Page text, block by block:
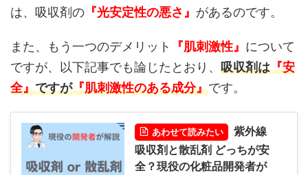
は、吸収剤の 『光安定性の悪さ』 があるのです。
また、もう一つのデメリット 『肌刺激性』 について
ですが、以下記事でも論じたとおり、 吸収剤は『安
全』ですが『肌刺激性のある成分』です。
あわせて読みたい
紫外線
吸収剤と散乱剤 どっちが安
全？現役の化粧品開発者が